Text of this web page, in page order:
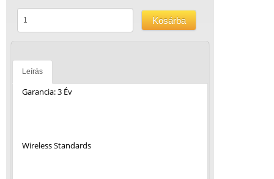
Kosárba
Leírás
Garancia: 3 Év
Wireless Standards